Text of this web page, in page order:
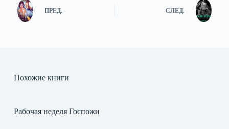
ПРЕД. СЛЕД.
Похожие книги
Рабочая неделя Госпожи